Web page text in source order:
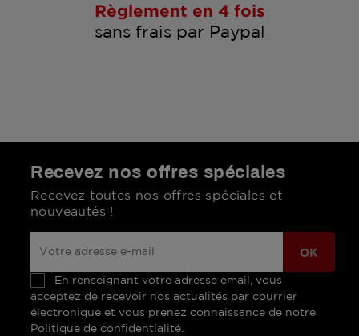
Règlement en 4 fois
sans frais par Paypal
Recevez nos offres spéciales
Recevez toutes nos offres spéciales et
nouveautés !
En renseignant votre adresse email, vous
acceptez de recevoir nos actualités par courrier
électronique et vous prenez connaissance de notre
Politique de confidentialité.